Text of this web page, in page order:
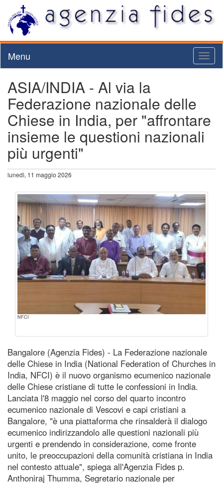
Menu
ASIA/INDIA - Al via la
Federazione nazionale delle
Chiese in India, per "affrontare
insieme le questioni nazionali
più urgenti"
lunedì, 11 maggio 2026
NFCI
Bangalore (Agenzia Fides) - La Federazione nazionale
delle Chiese in India (National Federation of Churches in
India, NFCI) è il nuovo organismo ecumenico nazionale
delle Chiese cristiane di tutte le confessioni in India.
Lanciata l'8 maggio nel corso del quarto incontro
ecumenico nazionale di Vescovi e capi cristiani a
Bangalore, "è una piattaforma che rinsalderà il dialogo
ecumenico indirizzandolo alle questioni nazionali più
urgenti e prendendo in considerazione, come fronte
unito, le preoccupazioni della comunità cristiana in India
nel contesto attuale", spiega all'Agenzia Fides p.
Anthoniraj Thumma, Segretario nazionale per